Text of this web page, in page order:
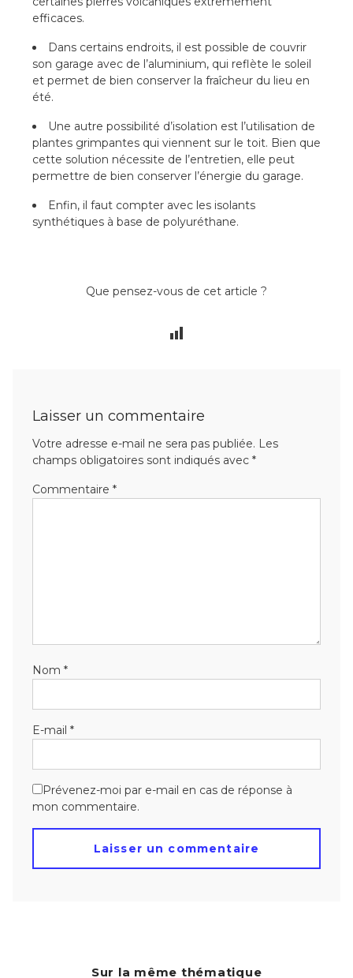
efficaces.
Dans certains endroits, il est possible de couvrir
son garage avec de l’aluminium, qui reflète le soleil
et permet de bien conserver la fraîcheur du lieu en
été.
Une autre possibilité d’isolation est l’utilisation de
plantes grimpantes qui viennent sur le toit. Bien que
cette solution nécessite de l’entretien, elle peut
permettre de bien conserver l’énergie du garage.
Enfin, il faut compter avec les isolants
synthétiques à base de polyuréthane.
Que pensez-vous de cet article ?
Laisser un commentaire
Votre adresse e-mail ne sera pas publiée. Les
champs obligatoires sont indiqués avec *
Commentaire *
Nom *
E-mail *
Prévenez-moi par e-mail en cas de réponse à
mon commentaire.
Sur la même thématique